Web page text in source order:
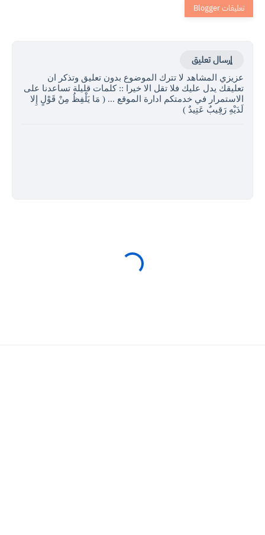
إرسال تعليق
عزيزي المشاهد لا تترك الموضوع بدون تعليق وتذكر ان
تعليقك يدل عليك فلا تقل الا خيرا :: كلمات قليلة تساعدنا على
الاستمرار في خدمتكم ادارة الموقع ... ( مَا يَلْفِظُ مِنْ قَوْلٍ إِلا
لَدَيْهِ رَقِيبٌ عَتِيدٌ )